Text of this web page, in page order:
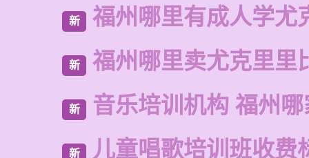
新 福州哪里有成人学尤
新 福州哪里卖尤克里里
新 音乐培训机构 福州
新 儿童唱歌培训班收费